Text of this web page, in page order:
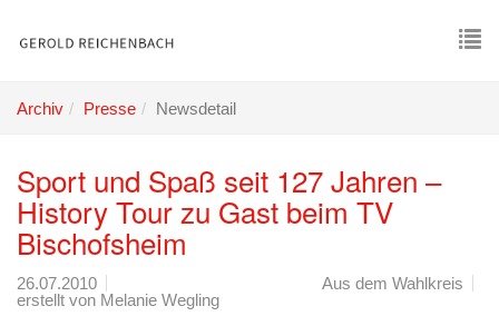
Archiv Presse Newsdetail
Sport und Spaß seit 127 Jahren –
History Tour zu Gast beim TV
Bischofsheim
26.07.2010
Aus dem Wahlkreis
erstellt von Melanie Wegling